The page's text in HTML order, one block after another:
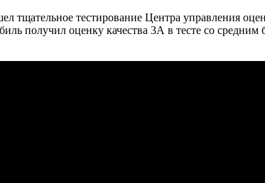
тщательное тестирование Центра управления
получил оценку качества 3А в тесте со